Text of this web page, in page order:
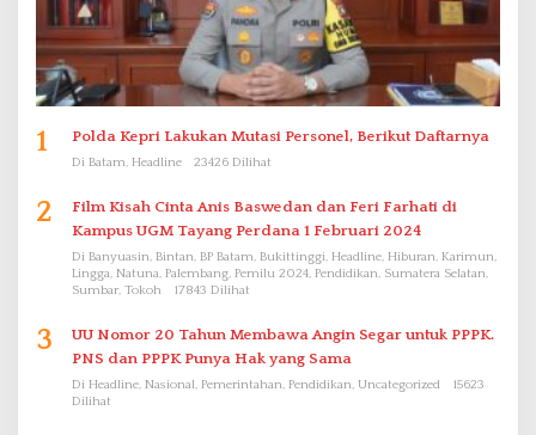
1 Polda Kepri Lakukan Mutasi Personel, Berikut Daftarnya
Di Batam, Headline 23426 Dilihat
2
Film Kisah Cinta Anis Baswedan dan Feri Farhati di
Kampus UGM Tayang Perdana 1 Februari 2024
Di Banyuasin, Bintan, BP Batam, Bukittinggi, Headline, Hiburan, Karimun,
Lingga, Natuna, Palembang, Pemilu 2024, Pendidikan, Sumatera Selatan,
Sumbar, Tokoh
17843 Dilihat
3
UU Nomor 20 Tahun Membawa Angin Segar untuk PPPK.
PNS dan PPPK Punya Hak yang Sama
Di Headline, Nasional, Pemerintahan, Pendidikan, Uncategorized
15623
Dilihat